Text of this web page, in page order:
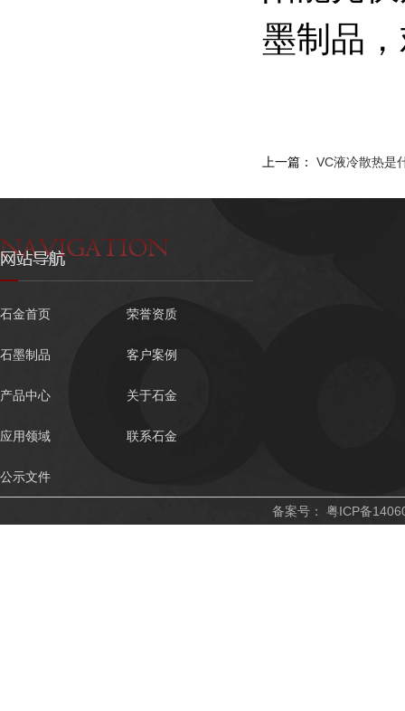
墨制品，
上一篇： VC液冷散热是
石金首页 荣誉资质
石墨制品 客户案例
产品中心 关于石金
应用领域 联系石金
公示文件
备案号： 粤ICP备